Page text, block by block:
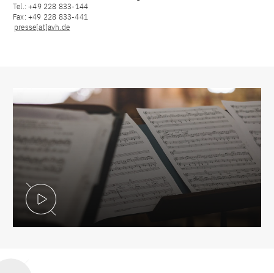
Tel.: +49 228 833-144
Fax: +49 228 833-441
presse[at]avh.de
Video abspielen